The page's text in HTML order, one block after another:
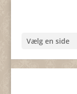
Vælg en side